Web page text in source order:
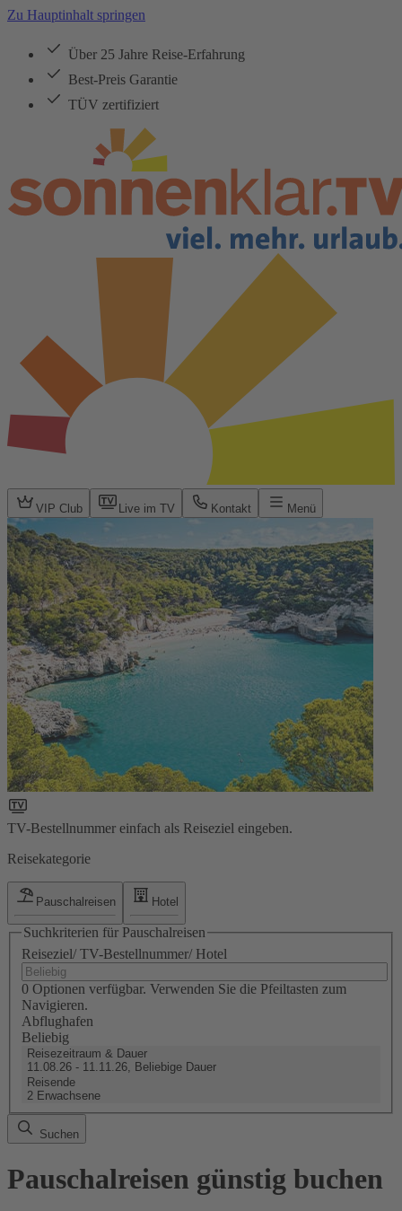
Zu Hauptinhalt springen
Über 25 Jahre Reise-Erfahrung
Best-Preis Garantie
TÜV zertifiziert
VIP Club Live im TV Kontakt Menü
TV-Bestellnummer einfach als Reiseziel eingeben.
Reisekategorie
Pauschalreisen Hotel
Suchkriterien für Pauschalreisen
Reiseziel/ TV-Bestellnummer/ Hotel
0 Optionen verfügbar. Verwenden Sie die Pfeiltasten zum
Navigieren.
Abflughafen
Beliebig
Reisezeitraum & Dauer
11.08.26 - 11.11.26, Beliebige Dauer
Reisende
2 Erwachsene
Suchen
Pauschalreisen günstig buchen